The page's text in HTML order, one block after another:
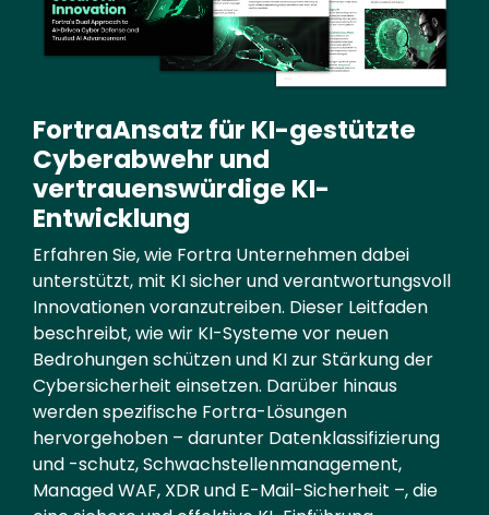
FortraAnsatz für KI-gestützte
Cyberabwehr und
vertrauenswürdige KI-
Entwicklung
Erfahren Sie, wie Fortra Unternehmen dabei
unterstützt, mit KI sicher und verantwortungsvoll
Innovationen voranzutreiben. Dieser Leitfaden
beschreibt, wie wir KI-Systeme vor neuen
Bedrohungen schützen und KI zur Stärkung der
Cybersicherheit einsetzen. Darüber hinaus
werden spezifische Fortra-Lösungen
hervorgehoben – darunter Datenklassifizierung
und -schutz, Schwachstellenmanagement,
Managed WAF, XDR und E-Mail-Sicherheit –, die